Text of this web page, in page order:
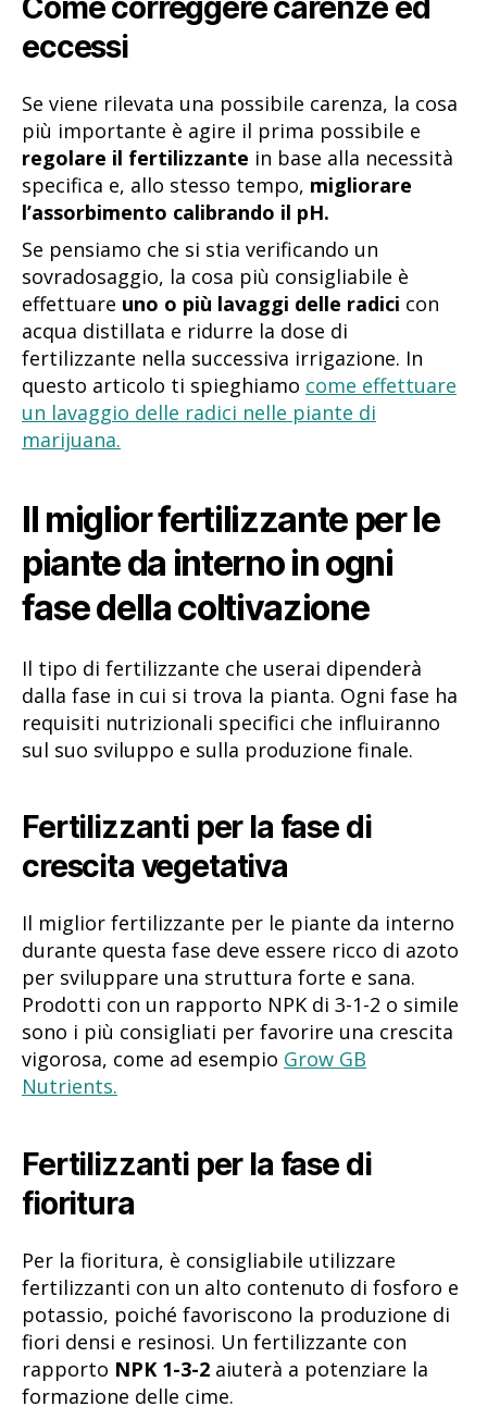
eccessi
Se viene rilevata una possibile carenza, la cosa
più importante è agire il prima possibile e
regolare il fertilizzante in base alla necessità
specifica e, allo stesso tempo, migliorare
l’assorbimento calibrando il pH.
Se pensiamo che si stia verificando un
sovradosaggio, la cosa più consigliabile è
effettuare uno o più lavaggi delle radici con
acqua distillata e ridurre la dose di
fertilizzante nella successiva irrigazione. In
questo articolo ti spieghiamo come effettuare
un lavaggio delle radici nelle piante di
marijuana.
Il miglior fertilizzante per le
piante da interno in ogni
fase della coltivazione
Il tipo di fertilizzante che userai dipenderà
dalla fase in cui si trova la pianta. Ogni fase ha
requisiti nutrizionali specifici che influiranno
sul suo sviluppo e sulla produzione finale.
Fertilizzanti per la fase di
crescita vegetativa
Il miglior fertilizzante per le piante da interno
durante questa fase deve essere ricco di azoto
per sviluppare una struttura forte e sana.
Prodotti con un rapporto NPK di 3-1-2 o simile
sono i più consigliati per favorire una crescita
vigorosa, come ad esempio Grow GB
Nutrients.
Fertilizzanti per la fase di
fioritura
Per la fioritura, è consigliabile utilizzare
fertilizzanti con un alto contenuto di fosforo e
potassio, poiché favoriscono la produzione di
fiori densi e resinosi. Un fertilizzante con
rapporto NPK 1-3-2 aiuterà a potenziare la
formazione delle cime.